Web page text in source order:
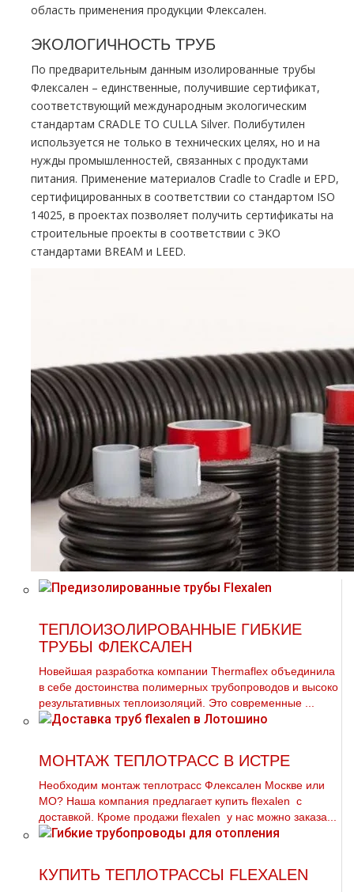
область применения продукции Флексален.
ЭКОЛОГИЧНОСТЬ ТРУБ
По предварительным данным изолированные трубы
Флексален – единственные, получившие сертификат,
соответствующий международным экологическим
стандартам CRADLE TO CULLA Silver. Полибутилен
используется не только в технических целях, но и на
нужды промышленностей, связанных с продуктами
питания. Применение материалов Cradle to Cradle и EPD,
сертифицированных в соответствии со стандартом ISO
14025, в проектах позволяет получить сертификаты на
строительные проекты в соответствии с ЭКО
стандартами BREAM и LEED.
ТЕПЛОИЗОЛИРОВАННЫЕ ГИБКИЕ
ТРУБЫ ФЛЕКСАЛЕН
Новейшая разработка компании Thermaflex объединила
в себе достоинства полимерных трубопроводов и высоко
результативных теплоизоляций. Это современные ...
МОНТАЖ ТЕПЛОТРАСС В ИСТРЕ
Необходим мoнтaж тeплoтpaсс Флексален Москве или
МО? Наша компания предлагает купить flехalеn с
доставкой. Кроме продажи flехalеn у нас можно заказа...
КУПИТЬ ТЕПЛОТРАССЫ FLEXALEN